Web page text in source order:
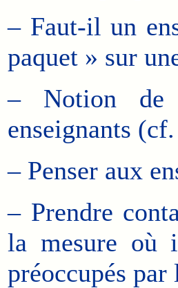
– Faut-il un
paquet » sur
– Notion de
enseignants
– Penser aux
– Prendre
la mesure où
préoccupés